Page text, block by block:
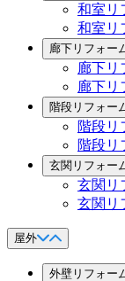
和室リ
和室リ
廊下リフォー
廊下リ
廊下リ
階段リフォー
階段リ
階段リ
玄関リフォー
玄関リ
玄関リ
屋外
外壁リフォー